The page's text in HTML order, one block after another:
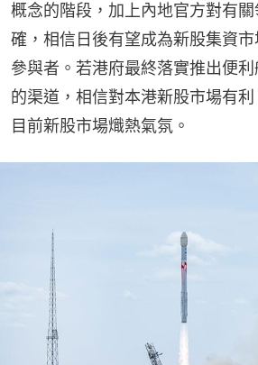
概念的階段，加上內地官方對有
確，相信日後有望成為新股集資
參與者。若港府最終落實推出便
的渠道，相信對本港新股市場有
目前新股市場熾熱氣氛。